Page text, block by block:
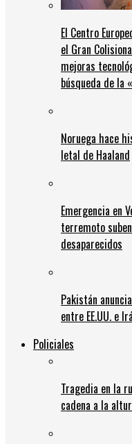
El Centro
el Gran
mejoras
búsqueda de la
Noruega hace
letal de Haaland
Emergencia en
terremoto
desaparecidos
Pakistán
entre EE.UU. e
Policiales
Tragedia en la
cadena a la